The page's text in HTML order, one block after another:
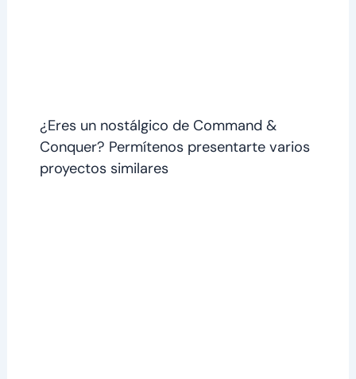
¿Eres un nostálgico de Command &
Conquer? Permítenos presentarte varios
proyectos similares